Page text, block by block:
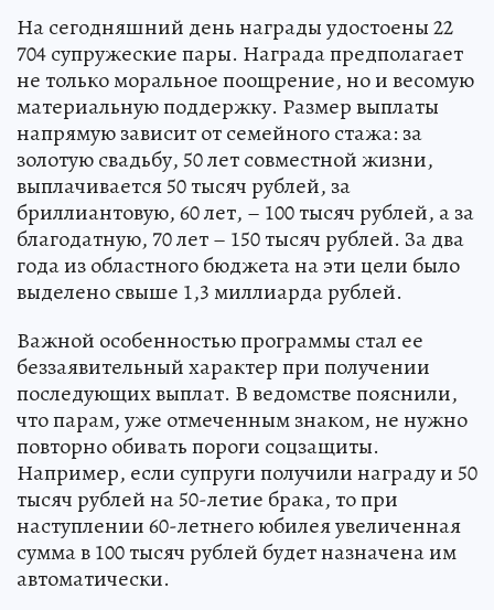
На сегодняшний день награды удостоены 22
704 супружеские пары. Награда предполагает
не только моральное поощрение, но и весомую
материальную поддержку. Размер выплаты
напрямую зависит от семейного стажа: за
золотую свадьбу, 50 лет совместной жизни,
выплачивается 50 тысяч рублей, за
бриллиантовую, 60 лет, – 100 тысяч рублей, а за
благодатную, 70 лет – 150 тысяч рублей. За два
года из областного бюджета на эти цели было
выделено свыше 1,3 миллиарда рублей.
Важной особенностью программы стал ее
беззаявительный характер при получении
последующих выплат. В ведомстве пояснили,
что парам, уже отмеченным знаком, не нужно
повторно обивать пороги соцзащиты.
Например, если супруги получили награду и 50
тысяч рублей на 50-летие брака, то при
наступлении 60-летнего юбилея увеличенная
сумма в 100 тысяч рублей будет назначена им
автоматически.